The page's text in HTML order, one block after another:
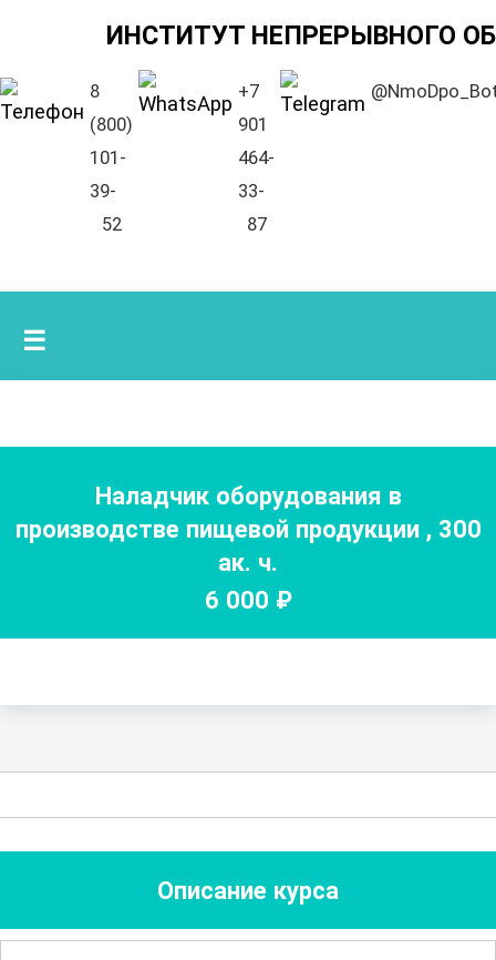
ИНСТИТУТ НЕПРЕРЫВНОГО
8
(800)
101-
39-
52
+7
901
464-
33-
87
☰
Наладчик оборудования в
производстве пищевой продукции , 300
ак. ч.
6 000 ₽
Описание курса